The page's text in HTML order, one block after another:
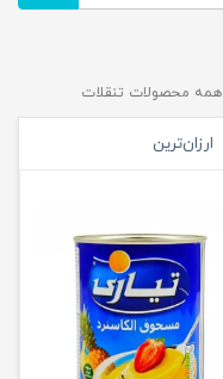
همه محصولات تنقلات
ارزان‌ترین